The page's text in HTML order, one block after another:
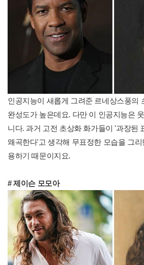
인공지능이 새롭게 그려준 르네상스풍의
완성도가 높은데요. 다만 이 인공지능은
니다. 과거 고전 초상화 화가들이 '과장된
왜곡한다'고 생각해 무표정한 모습을 그
용하기 때문이지요.
# 제이슨 모모아